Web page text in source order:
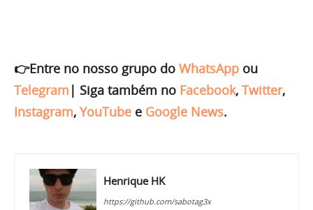
👉Entre no nosso grupo do WhatsApp ou
Telegram | Siga também no Facebook, Twitter,
Instagram, YouTube e Google News.
Henrique HK
https://github.com/sabotag3x